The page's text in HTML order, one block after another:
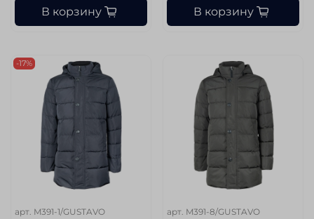
В корзину В корзину
-17%
арт. M391-1/GUSTAVO арт. M391-8/GUSTAVO